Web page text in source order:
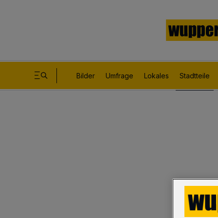
Bilder Umfrage Lokales Stadtteile